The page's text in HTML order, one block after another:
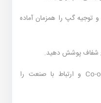
و توجیه گپ را همزمان آماده
شفاف پوشش دهید.
رتبه دانشگاه تنها معیار نیست؛ Co-op و ارتباط با صنعت را